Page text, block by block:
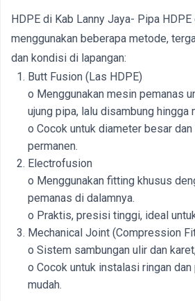
HDPE di Kab Lanny Jaya- Pipa
menggunakan beberapa metode,
dan kondisi di lapangan:
Butt Fusion (Las HDPE)
o Menggunakan mesin pemanas
ujung pipa, lalu disambung hingga
o Cocok untuk diameter besar
permanen.
Electrofusion
o Menggunakan fitting khusus
pemanas di dalamnya.
o Praktis, presisi tinggi, ideal
Mechanical Joint (Compression
o Sistem sambungan ulir dan
o Cocok untuk instalasi ringan dan
mudah.